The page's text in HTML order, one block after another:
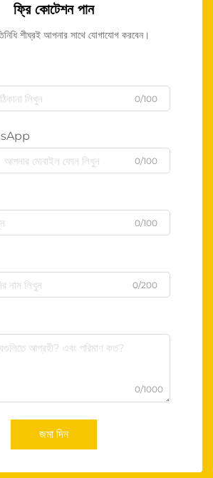
ফ্রি কোটেশন পান
শীঘ্রই আপনার সাথে যোগাযোগ করবেন।
0/100
0/100
0/100
0/200
0/1000
জমা দিন